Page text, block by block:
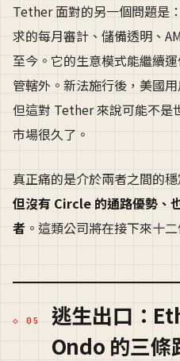
Tether 面對的另一個問題是：
求的每月審計、儲備透明、
至今。它的生意模式能繼續
管轄外。新法施行後，美國
但這對 Tether 來說可能不
市場很久了。
真正痛的是介於兩者之間的穩
但沒有 Circle 的通路優勢、
者 。這類公司將在接下來十
逃生出口：
Ondo 的三條